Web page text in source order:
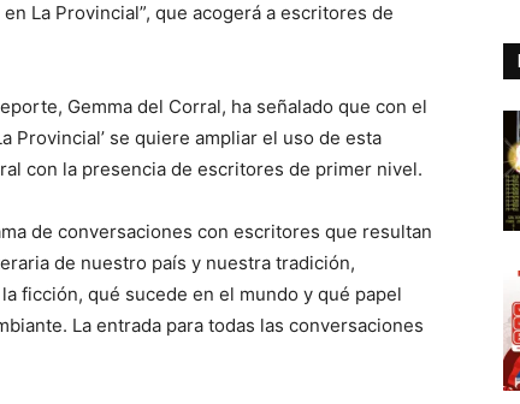
La Provincial”, que acogerá a escritores de
Gemma del Corral, ha señalado que con el
Provincial’ se quiere ampliar el uso de esta
con la presencia de escritores de primer nivel.
de conversaciones con escritores que resultan
de nuestro país y nuestra tradición,
ficción, qué sucede en el mundo y qué papel
La entrada para todas las conversaciones